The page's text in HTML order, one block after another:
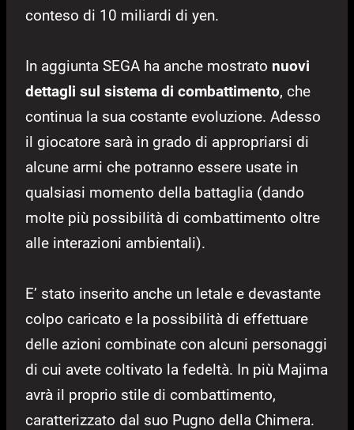
conteso di 10 miliardi di yen.
In aggiunta SEGA ha anche mostrato nuovi
dettagli sul sistema di combattimento, che
continua la sua costante evoluzione. Adesso
il giocatore sarà in grado di appropriarsi di
alcune armi che potranno essere usate in
qualsiasi momento della battaglia (dando
molte più possibilità di combattimento oltre
alle interazioni ambientali).
E’ stato inserito anche un letale e devastante
colpo caricato e la possibilità di effettuare
delle azioni combinate con alcuni personaggi
di cui avete coltivato la fedeltà. In più Majima
avrà il proprio stile di combattimento,
caratterizzato dal suo Pugno della Chimera.